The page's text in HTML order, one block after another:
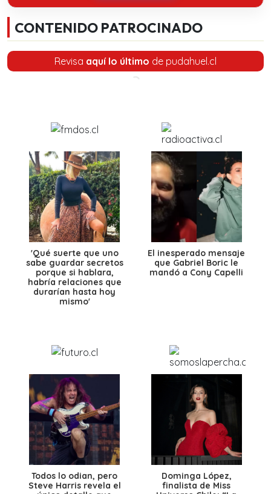
CONTENIDO PATROCINADO
Revisa aquí lo último de pudahuel.cl
'Qué suerte que uno
sabe guardar secretos
porque si hablara,
habría relaciones que
durarían hasta hoy
mismo'
El inesperado mensaje
que Gabriel Boric le
mandó a Cony Capelli
Todos lo odian, pero
Steve Harris revela el
Dominga López,
finalista de Miss